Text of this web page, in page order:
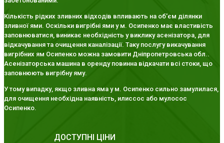
Кількість рідких зливних відходів впливають на об'єм ділянки
зливної ями. Оскільки вигрібні ями у м. Осипенко має властивість
заповнюватися, виникає необхідність у виклику асенізатора, для
відкачування та очищення каналізації. Таку послугу викачування
вигрібних ям Осипенко можна замовити Дніпропетровська обл..
Асенізаторська машина в оренду повинна відкачати всі стоки, що
заповнюють вигрібну яму.
У тому випадку, якщо зливна яма у м. Осипенко сильно замулилася,
для очищення необхідна наявність, илиссос або мулосос
Осипенко.
ДОСТУПНІ ЦІНИ